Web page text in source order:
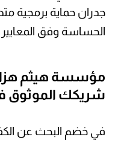
جدران حماية برمجية
الحساسة وفق المعايير
مؤسسة هيثم
شريكك الموثوق
في خضم البحث عن